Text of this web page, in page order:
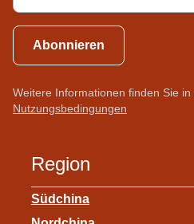
Abonnieren
Weitere Informationen finden Sie in
Nutzungsbedingungen
Region
Südchina